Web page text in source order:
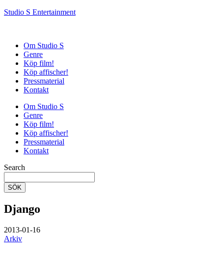
Studio S Entertainment
Om Studio S
Genre
Köp film!
Köp affischer!
Pressmaterial
Kontakt
Om Studio S
Genre
Köp film!
Köp affischer!
Pressmaterial
Kontakt
Search
SÖK
Django
2013-01-16
Arkiv